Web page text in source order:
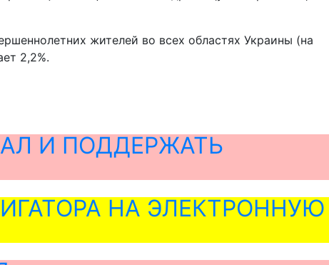
жителей во всех областях Украины (на
2,2%.
И ПОДДЕРЖАТЬ
НА ЭЛЕКТРОННУЮ